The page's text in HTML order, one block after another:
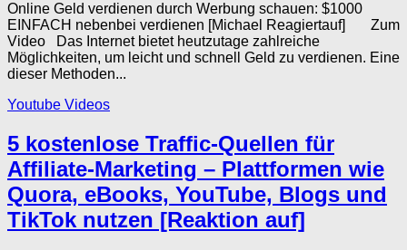
Online Geld verdienen durch Werbung schauen: $1000
EINFACH nebenbei verdienen [Michael Reagiertauf] Zum
Video Das Internet bietet heutzutage zahlreiche
Möglichkeiten, um leicht und schnell Geld zu verdienen. Eine
dieser Methoden...
Youtube Videos
5 kostenlose Traffic-Quellen für
Affiliate-Marketing – Plattformen wie
Quora, eBooks, YouTube, Blogs und
TikTok nutzen [Reaktion auf]